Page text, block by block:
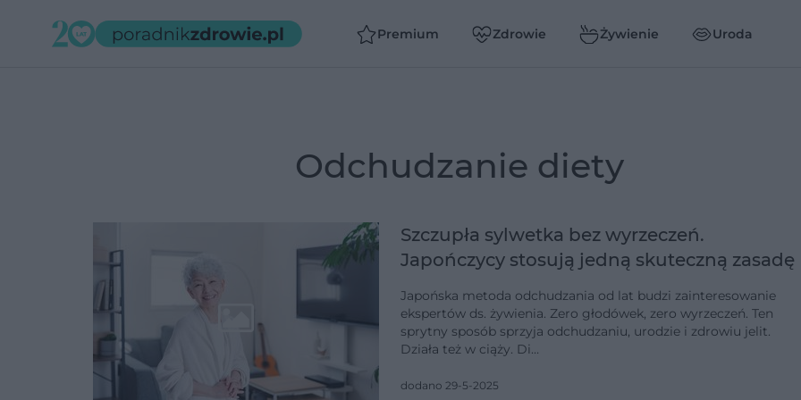
Premium Zdrowie Żywienie Uroda
odchudzanie diety
Szczupła sylwetka bez wyrzeczeń.
Japończycy stosują jedną skuteczną zasadę
Japońska metoda odchudzania od lat budzi zainteresowanie
ekspertów ds. żywienia. Zero głodówek, zero wyrzeczeń. Ten
sprytny sposób sprzyja odchudzaniu, urodzie i zdrowiu jelit.
Działa też w ciąży. Di…
dodano 29-5-2025